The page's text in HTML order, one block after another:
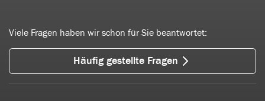
Viele Fragen haben wir schon für Sie beantwortet:
Häufig gestellte Fragen